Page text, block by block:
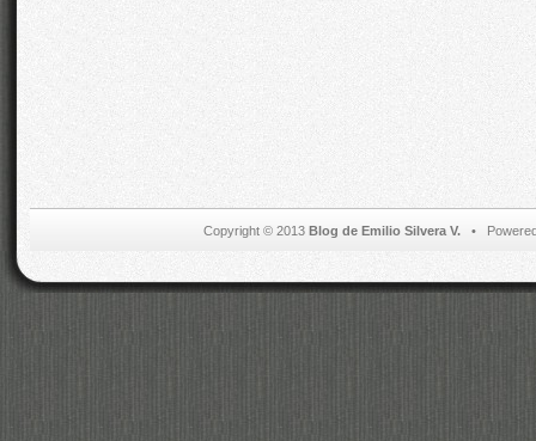
Copyright © 2013 Blog de Emilio Silvera V.•